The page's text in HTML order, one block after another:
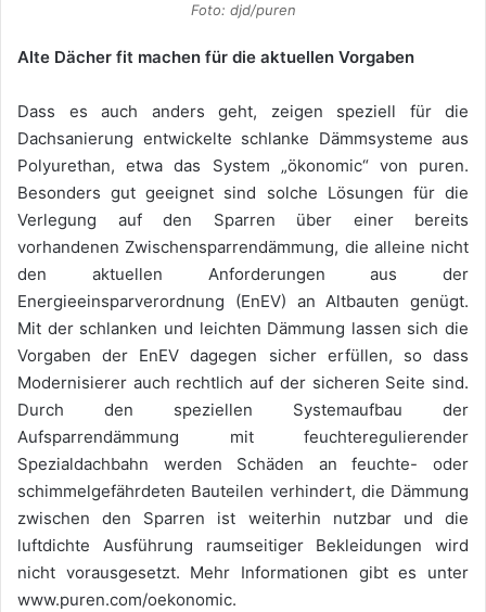
Foto: djd/puren
Alte Dächer fit machen für die aktuellen Vorgaben
Dass es auch anders geht, zeigen speziell für die
Dachsanierung entwickelte schlanke Dämmsysteme aus
Polyurethan, etwa das System „ökonomic“ von puren.
Besonders gut geeignet sind solche Lösungen für die
Verlegung auf den Sparren über einer bereits
vorhandenen Zwischensparrendämmung, die alleine nicht
den aktuellen Anforderungen aus der
Energieeinsparverordnung (EnEV) an Altbauten genügt.
Mit der schlanken und leichten Dämmung lassen sich die
Vorgaben der EnEV dagegen sicher erfüllen, so dass
Modernisierer auch rechtlich auf der sicheren Seite sind.
Durch den speziellen Systemaufbau der
Aufsparrendämmung mit feuchteregulierender
Spezialdachbahn werden Schäden an feuchte- oder
schimmelgefährdeten Bauteilen verhindert, die Dämmung
zwischen den Sparren ist weiterhin nutzbar und die
luftdichte Ausführung raumseitiger Bekleidungen wird
nicht vorausgesetzt. Mehr Informationen gibt es unter
www.puren.com/oekonomic.